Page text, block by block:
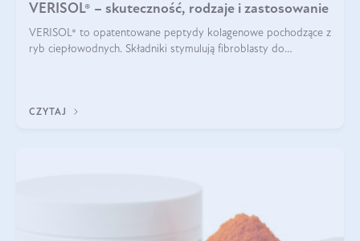
VERISOL® – skuteczność, rodzaje i zastosowanie
VERISOL® to opatentowane peptydy kolagenowe pochodzące z
ryb ciepłowodnych. Składniki stymulują fibroblasty do
CZYTAJ